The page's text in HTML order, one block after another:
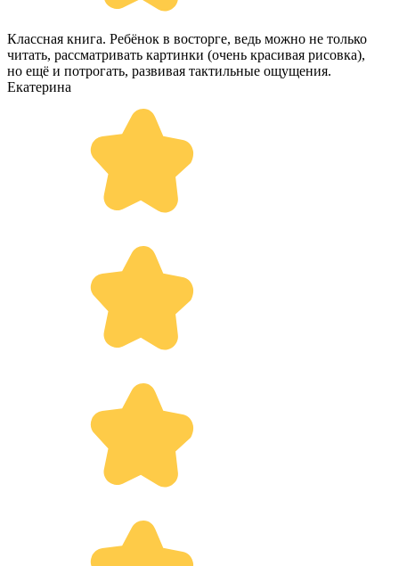
Классная книга. Ребёнок в восторге, ведь можно не только
читать, рассматривать картинки (очень красивая рисовка),
но ещё и потрогать, развивая тактильные ощущения.
Екатерина